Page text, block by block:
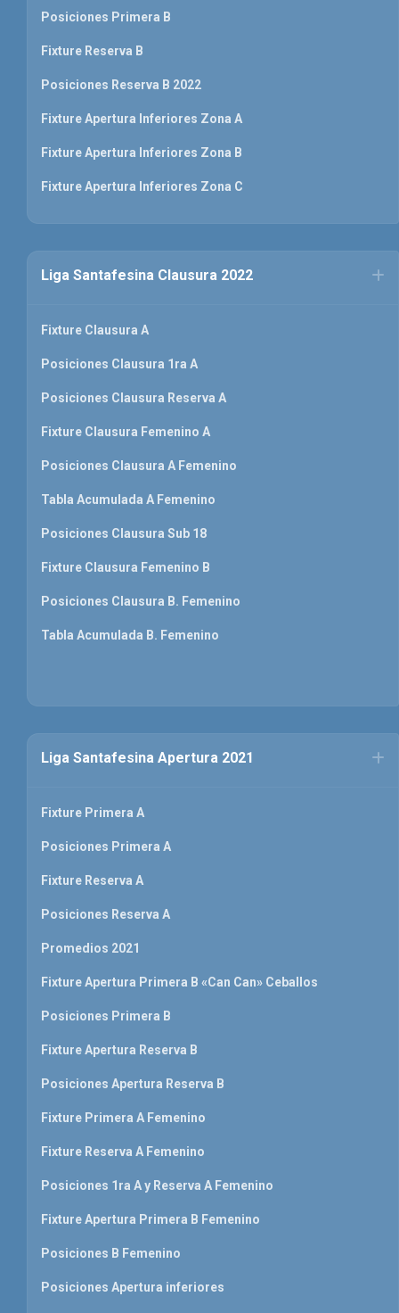
Posiciones Primera B
Fixture Reserva B
Posiciones Reserva B 2022
Fixture Apertura Inferiores Zona A
Fixture Apertura Inferiores Zona B
Fixture Apertura Inferiores Zona C
Liga Santafesina Clausura 2022
Fixture Clausura A
Posiciones Clausura 1ra A
Posiciones Clausura Reserva A
Fixture Clausura Femenino A
Posiciones Clausura A Femenino
Tabla Acumulada A Femenino
Posiciones Clausura Sub 18
Fixture Clausura Femenino B
Posiciones Clausura B. Femenino
Tabla Acumulada B. Femenino
Liga Santafesina Apertura 2021
Fixture Primera A
Posiciones Primera A
Fixture Reserva A
Posiciones Reserva A
Promedios 2021
Fixture Apertura Primera B «Can Can» Ceballos
Posiciones Primera B
Fixture Apertura Reserva B
Posiciones Apertura Reserva B
Fixture Primera A Femenino
Fixture Reserva A Femenino
Posiciones 1ra A y Reserva A Femenino
Fixture Apertura Primera B Femenino
Posiciones B Femenino
Posiciones Apertura inferiores